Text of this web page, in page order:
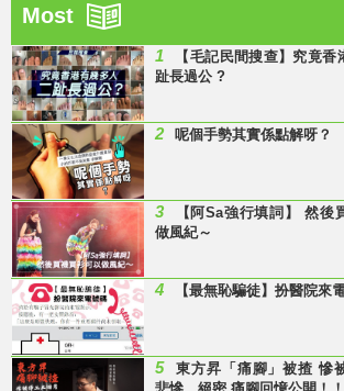
Most
1
【毛記民間搜查】究竟香
趾長過公 ?
2 呢個手勢其實係點解呀？
3
【阿Sa強行填詞】 然後
做風紀～
4 【最無恥騙徒】扮醫院來
5
東方昇「痛腳」被揸 慘